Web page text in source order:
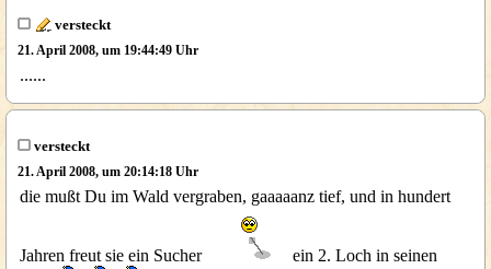
versteckt
21. April 2008, um 19:44:49 Uhr
......
versteckt
21. April 2008, um 20:14:18 Uhr
die mußt Du im Wald vergraben, gaaaaanz tief, und in hundert
Jahren freut sie ein Sucher
ein 2. Loch in seinen